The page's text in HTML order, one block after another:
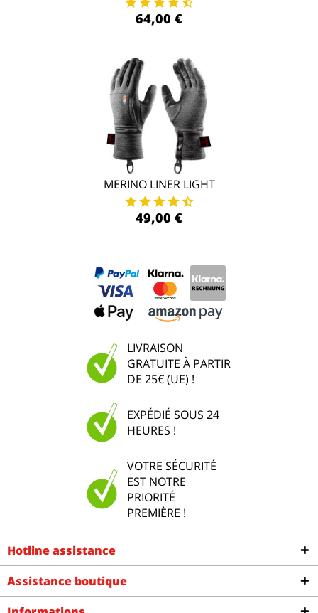
64,00 €
MERINO LINER LIGHT
49,00 €
LIVRAISON
GRATUITE À PARTIR
DE 25€ (UE) !
EXPÉDIÉ SOUS 24
HEURES !
VOTRE SÉCURITÉ
EST NOTRE
PRIORITÉ
PREMIÈRE !
Hotline assistance
Assistance boutique